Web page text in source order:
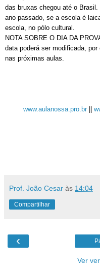
das bruxas chegou até o
ano passado, se a escola é
escola, no pólo cultural.
NOTA SOBRE O DIA DA
data poderá ser modificada,
nas próximas aulas.
www.aulanossa.pro.br
Prof. João Cesar às 14:04
Compartilhar
‹
Ver